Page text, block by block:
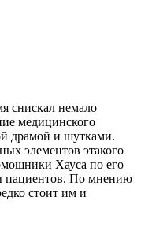
снискал немало
медицинского
драмой и шутками.
элементов этакого
Хауса по его
пациентов. По мнению
стоит им и